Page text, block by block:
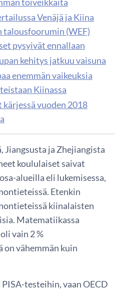
Venäjä ja Kiina
talousfoorumin (WEF)
pysyivät ennallaan
kehitys jatkuu vaisuna
enemmän vaikeuksia
Kiinassa
vuoden 2018
Jiangsusta ja Zhejiangista
koululaiset saivat
alueilla eli lukemisessa,
Etenkin
kiinalaisten
Matematiikassa
vain 2 %
vähemmän kuin
testeihin, vaan OECD